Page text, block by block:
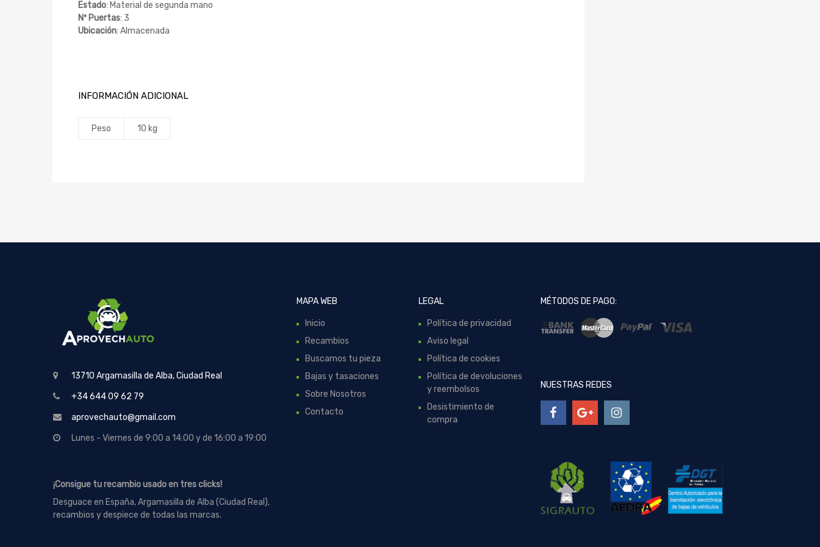
Estado: Material de segunda mano
Nº Puertas: 3
Ubicación: Almacenada
INFORMACIÓN ADICIONAL
Peso 10 kg
13710 Argamasilla de Alba, Ciudad Real
+34 644 09 62 79
aprovechauto@gmail.com
Lunes - Viernes de 9:00 a 14:00 y de 16:00 a 19:00
¡Consigue tu recambio usado en tres clicks!
Desguace en España, Argamasilla de Alba (Ciudad Real),
recambios y despiece de todas las marcas.
MAPA WEB
Inicio
Recambios
Buscamos tu pieza
Bajas y tasaciones
Sobre Nosotros
Contacto
LEGAL
Política de privacidad
Aviso legal
Política de cookies
Política de devoluciones
y reembolsos
Desistimiento de
compra
MÉTODOS DE PAGO:
NUESTRAS REDES